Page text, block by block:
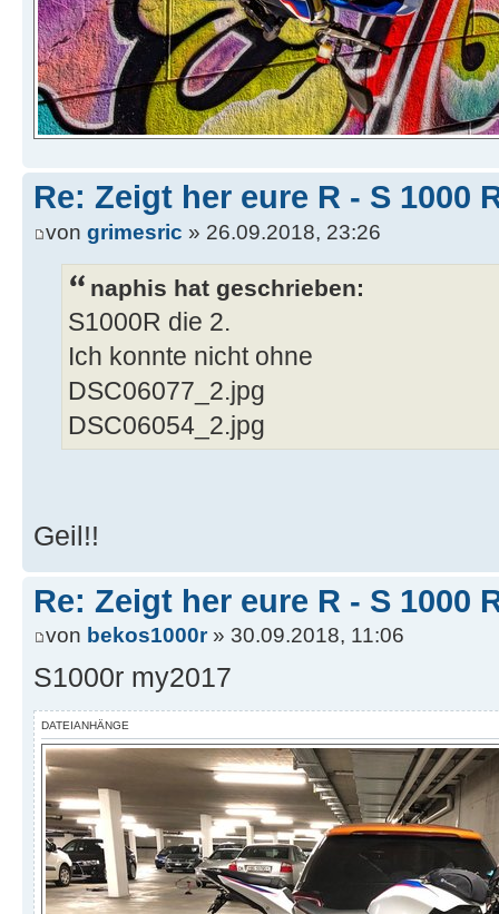
Re: Zeigt her eure R - S 1000
von grimesric » 26.09.2018, 23:26
naphis hat geschrieben:
S1000R die 2.
Ich konnte nicht ohne
DSC06077_2.jpg
DSC06054_2.jpg
Geil!!
Re: Zeigt her eure R - S 1000
von bekos1000r» 30.09.2018, 11:06
S1000r my2017
DATEIANHÄNGE